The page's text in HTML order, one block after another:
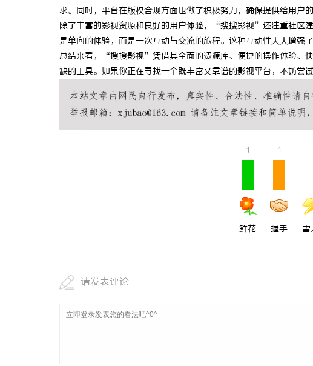
求。同时，平台在版权合规方面也做了积极努力，确保提供给用户的
除了丰富的影视资源和良好的用户体验，“搜搜影视”还注重社区
是单向的体验，而是一次互动与交流的旅程。这种互动性大大增强
总结来看，“搜搜影视”凭借其全面的资源库、便捷的操作体验、
缺的工具。如果你正在寻找一个既丰富又靠谱的影视平台，不妨
1
鲜花
1
握手 雷
请发表评论
武汉配眼镜 上海配眼镜